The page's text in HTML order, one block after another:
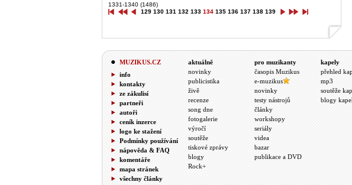
1331-1340 (1486)
129 130 131 132 133 134 135 136 137 138 139
MUZIKUS.CZ
info
kontakty
ze zákulisí
partneři
autoři
ceník inzerce
logo ke stažení
Podmínky používání
nápověda & FAQ
komentáře
mapa stránek
všechny články
aktuálně
novinky
publicistika
živě
recenze
song dne
fotogalerie
výročí
soutěže
tiskové zprávy
blogy
Rock+
pro muzikanty
časopis Muzikus
e-muzikus
novinky
testy nástrojů
články
workshopy
seriály
videa
bazar
publikace a DVD
kapely
přehled
mp3
soutěže
blogy kapel